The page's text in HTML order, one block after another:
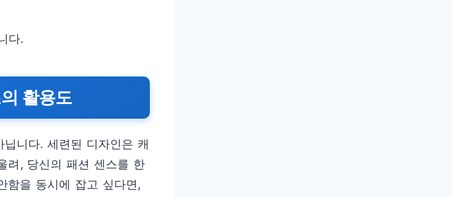
다.
활용도
니다. 세련된 디자인은 캐
려, 당신의 패션 센스를 한
함을 동시에 잡고 싶다면,